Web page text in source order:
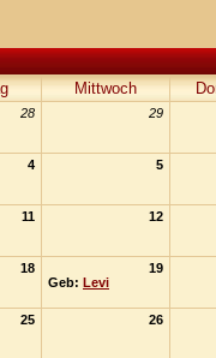
Mittwoch
28 29
4 5
11 12
18
19
Geb: Levi
25 26